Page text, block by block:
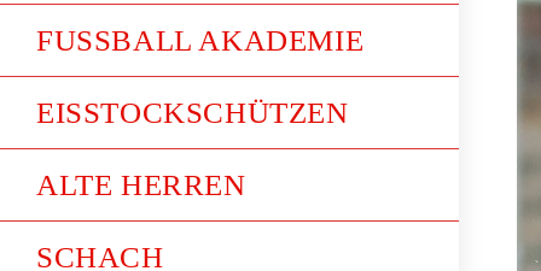
FUSSBALL AKADEMIE
EISSTOCKSCHÜTZEN
ALTE HERREN
SCHACH